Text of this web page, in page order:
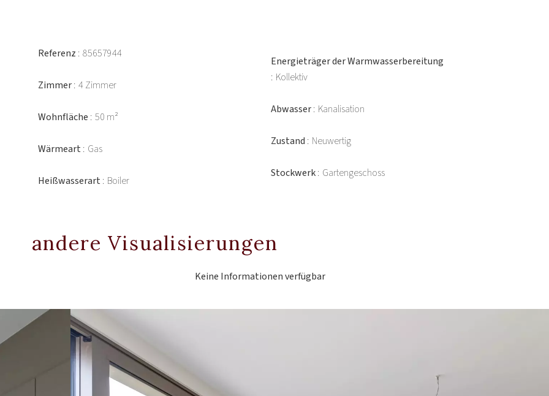
Referenz 85657944
Zimmer 4 Zimmer
Wohnfläche 50 m²
Wärmeart Gas
Heißwasserart Boiler
Energieträger der Warmwasserbereitung
Kollektiv
Abwasser Kanalisation
Zustand Neuwertig
Stockwerk Gartengeschoss
andere Visualisierungen
Keine Informationen verfügbar